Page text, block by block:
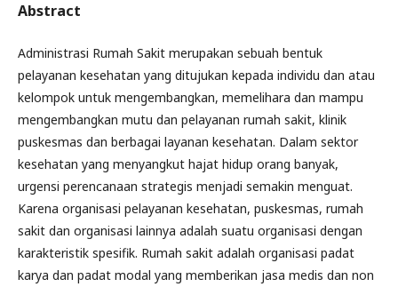
Abstract
Administrasi Rumah Sakit merupakan sebuah bentuk
pelayanan kesehatan yang ditujukan kepada individu dan atau
kelompok untuk mengembangkan, memelihara dan mampu
mengembangkan mutu dan pelayanan rumah sakit, klinik
puskesmas dan berbagai layanan kesehatan. Dalam sektor
kesehatan yang menyangkut hajat hidup orang banyak,
urgensi perencanaan strategis menjadi semakin menguat.
Karena organisasi pelayanan kesehatan, puskesmas, rumah
sakit dan organisasi lainnya adalah suatu organisasi dengan
karakteristik spesifik. Rumah sakit adalah organisasi padat
karya dan padat modal yang memberikan jasa medis dan non